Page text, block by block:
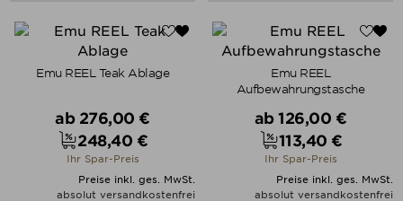
Emu REEL Teak Ablage
Verkaufspreis
ab 276,00 €
Preis
248,40 €
Ihr Spar-Preis
Preise inkl. ges. MwSt.
absolut versandkostenfrei
Emu REEL
Aufbewahrungstasche
Verkaufspreis
ab 126,00 €
Preis
113,40 €
Ihr Spar-Preis
Preise inkl. ges. MwSt.
absolut versandkostenfrei